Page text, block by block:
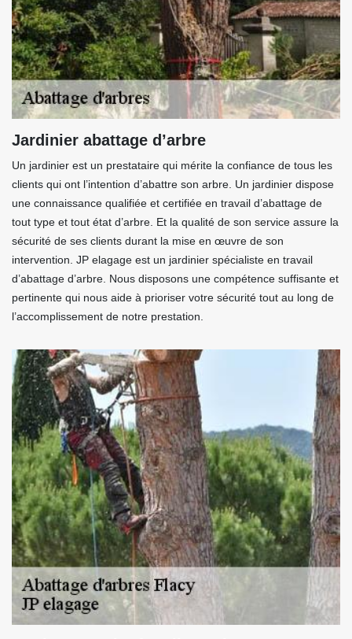
Jardinier abattage d’arbre
Un jardinier est un prestataire qui mérite la confiance de tous les
clients qui ont l’intention d’abattre son arbre. Un jardinier dispose
une connaissance qualifiée et certifiée en travail d’abattage de
tout type et tout état d’arbre. Et la qualité de son service assure la
sécurité de ses clients durant la mise en œuvre de son
intervention. JP elagage est un jardinier spécialiste en travail
d’abattage d’arbre. Nous disposons une compétence suffisante et
pertinente qui nous aide à prioriser votre sécurité tout au long de
l’accomplissement de notre prestation.